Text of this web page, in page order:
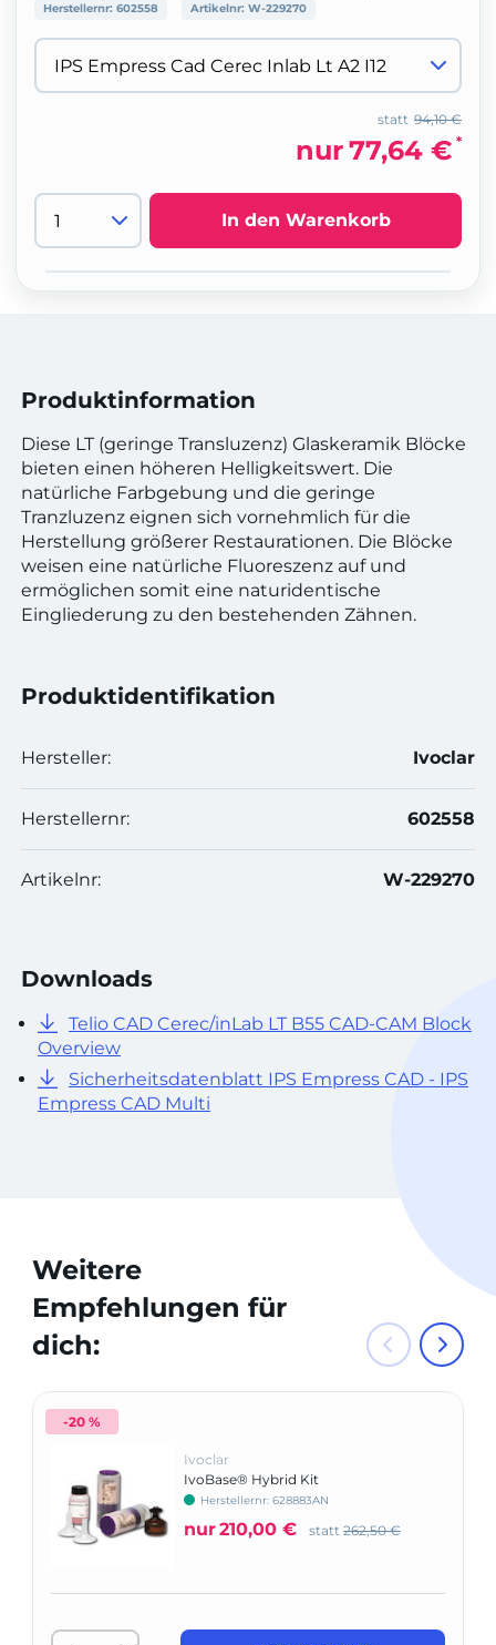
Herstellernr: 602558 Artikelnr: W-229270
94,10 €
statt
nur77,64 € *
In den Warenkorb
Produktinformation
Diese LT (geringe Transluzenz) Glaskeramik Blöcke
bieten einen höheren Helligkeitswert. Die
natürliche Farbgebung und die geringe
Tranzluzenz eignen sich vornehmlich für die
Herstellung größerer Restaurationen. Die Blöcke
weisen eine natürliche Fluoreszenz auf und
ermöglichen somit eine naturidentische
Eingliederung zu den bestehenden Zähnen.
Produktidentifikation
Hersteller: Ivoclar
Herstellernr: 602558
Artikelnr: W-229270
Downloads
Telio CAD Cerec/inLab LT B55 CAD-CAM Block
Overview
Sicherheitsdatenblatt IPS Empress CAD - IPS
Empress CAD Multi
Weitere
Empfehlungen für
dich:
-20 %
Ivoclar
IvoBase® Hybrid Kit
Herstellernr: 628883AN
nur210,00 € statt 262,50 €